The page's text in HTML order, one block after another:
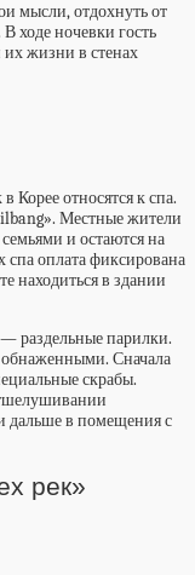
мысли, отдохнуть от
ходе ночевки гость
их жизни в стенах
Корее относятся к спа.
Местные жители
и остаются на
спа оплата фиксирована
находиться в здании
раздельные парилки.
обнаженными. Сначала
скрабы.
дальше в помещения с
рек»